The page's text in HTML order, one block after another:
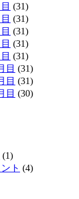
(31)
(31)
(31)
(31)
(31)
目 (31)
目 (31)
目 (30)
(1)
ト (4)